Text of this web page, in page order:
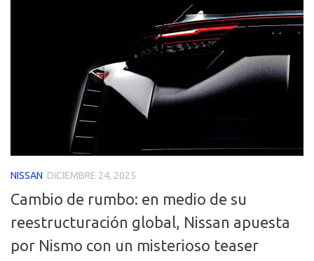
NISSAN DICIEMBRE 24, 2025
Cambio de rumbo: en medio de su
reestructuración global, Nissan apuesta
por Nismo con un misterioso teaser